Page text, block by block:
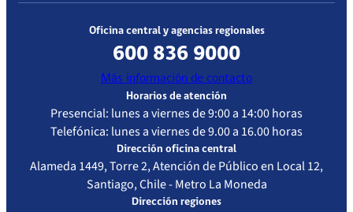
Oficina central y agencias regionales
600 836 9000
Más información de contacto
Horarios de atención
Presencial: lunes a viernes de 9:00 a 14:00 horas
Telefónica: lunes a viernes de 9.00 a 16.00 horas
Dirección oficina central
Alameda 1449, Torre 2, Atención de Público en Local 12,
Santiago, Chile - Metro La Moneda
Dirección regiones